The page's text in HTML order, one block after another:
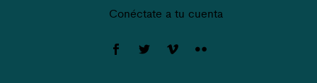
Conéctate a tu cuenta